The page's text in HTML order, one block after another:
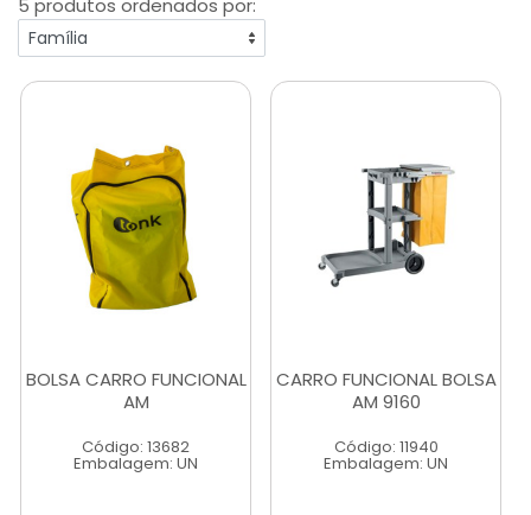
5 produtos ordenados por:
BOLSA CARRO FUNCIONAL
AM
Código: 13682
Embalagem: UN
CARRO FUNCIONAL BOLSA
AM 9160
Código: 11940
Embalagem: UN